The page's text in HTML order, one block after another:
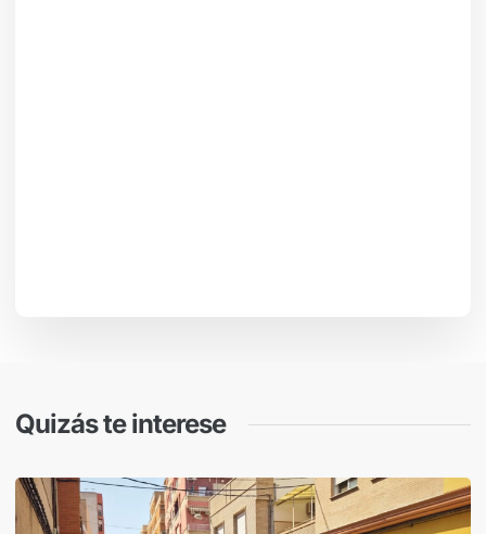
Quizás te interese